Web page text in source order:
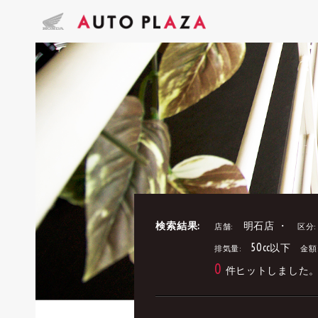
検索結果: 店舗: 明石店 ・ 区分:
排気量: 50cc以下 金額:
0 件ヒットしました。